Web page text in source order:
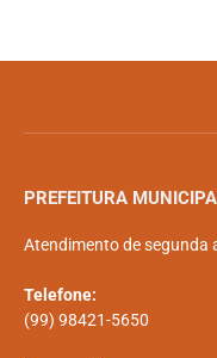
PREFEITURA
Atendimento de segunda
Telefone:
(99) 98421-5650